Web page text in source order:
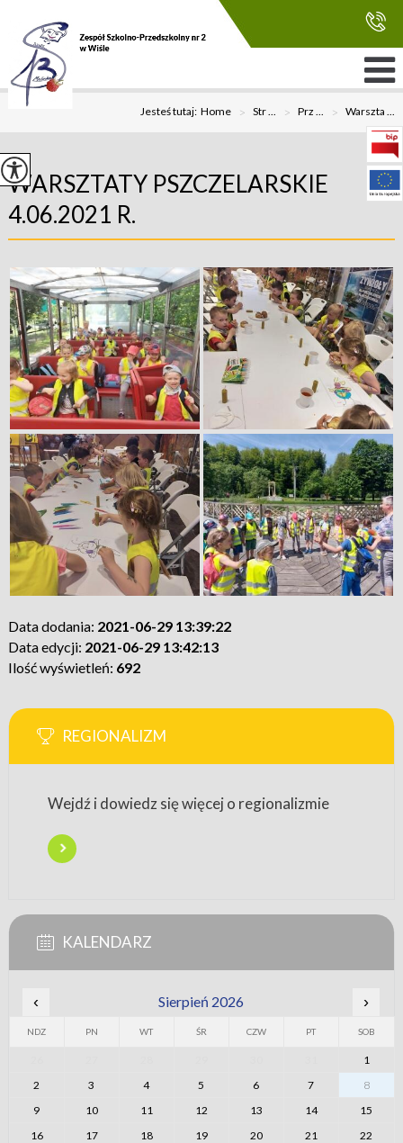
Jesteś tutaj:Home > Str ... > Prz ... > Warszta ...
WARSZTATY PSZCZELARSKIE
4.06.2021 R.
Data dodania: 2021-06-29 13:39:22
Data edycji: 2021-06-29 13:42:13
Ilość wyświetleń: 692
REGIONALIZM
Wejdź i dowiedz się więcej o regionalizmie
KALENDARZ
‹ Sierpień 2026 ›
NDZ PN WT ŚR CZW PT SOB
1
2
3 4 5 6 7
8
9
10 11 12 13 14
15
16
17 18 19 20 21
22